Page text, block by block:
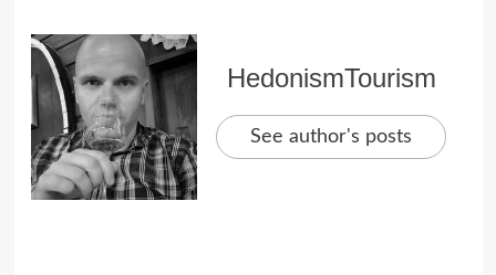
HedonismTourism
See author's posts